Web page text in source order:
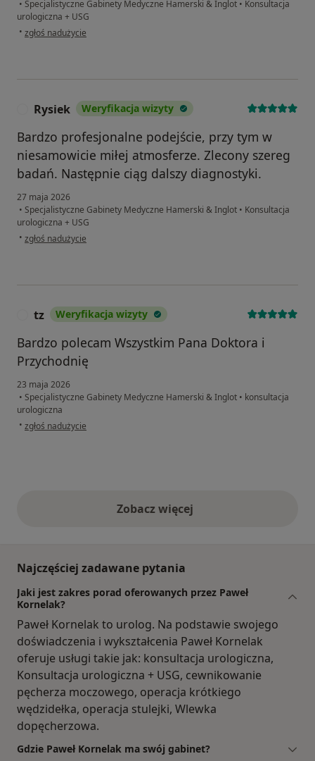
• Specjalistyczne Gabinety Medyczne Hamerski & Inglot • Konsultacja
urologiczna + USG
• w opinii użytkownika TM
zgłoś nadużycie
Rysiek Weryfikacja wizyty
Bardzo profesjonalne podejście, przy tym w
niesamowicie miłej atmosferze. Zlecony szereg
badań. Następnie ciąg dalszy diagnostyki.
27 maja 2026
• Specjalistyczne Gabinety Medyczne Hamerski & Inglot • Konsultacja
urologiczna + USG
• w opinii użytkownika Rysiek
zgłoś nadużycie
tz Weryfikacja wizyty
Bardzo polecam Wszystkim Pana Doktora i
Przychodnię
23 maja 2026
• Specjalistyczne Gabinety Medyczne Hamerski & Inglot • konsultacja
urologiczna
• w opinii użytkownika tz
zgłoś nadużycie
Zobacz więcejopinie powyżej
Najczęściej zadawane pytania
Jaki jest zakres porad oferowanych przez Paweł
Kornelak?
Paweł Kornelak to urolog. Na podstawie swojego
doświadczenia i wykształcenia Paweł Kornelak
oferuje usługi takie jak: konsultacja urologiczna,
Konsultacja urologiczna + USG, cewnikowanie
pęcherza moczowego, operacja krótkiego
wędzidełka, operacja stulejki, Wlewka
dopęcherzowa.
Gdzie Paweł Kornelak ma swój gabinet?